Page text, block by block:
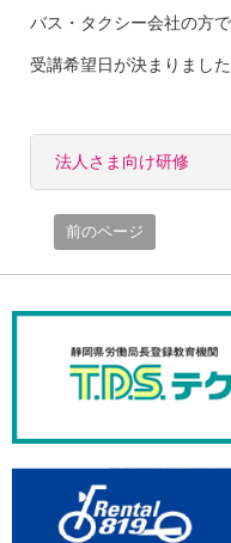
バス・タクシー会社の方
受講希望日が決まりまし
法人さま向け研修
前のページ